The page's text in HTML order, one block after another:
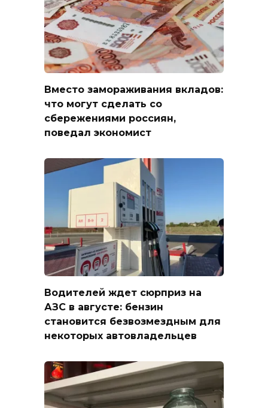
Вместо замораживания вкладов:
что могут сделать со
сбережениями россиян,
поведал экономист
Водителей ждет сюрприз на
АЗС в августе: бензин
становится безвозмездным для
некоторых автовладельцев